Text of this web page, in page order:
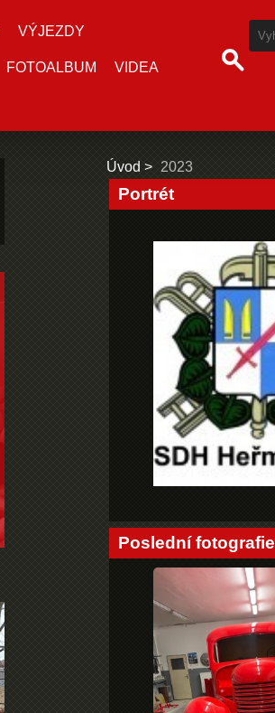
VÝJEZDY
FOTOALBUM VIDEA
Úvod 2023
Portrét
Poslední fotografie